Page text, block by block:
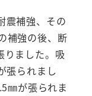
震補強、その
補強の後、断
りました。吸
張られまし
㎜が張られま